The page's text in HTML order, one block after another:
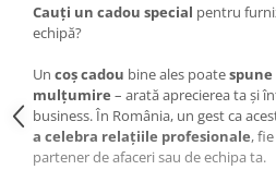
Cauți un cadou special pentru
echipă?
Un coș cadou bine ales poate
mulțumire – arată aprecierea ta și
business. În România, un gest ca
a celebra relațiile profesionale,
partener de afaceri sau de echipa ta.